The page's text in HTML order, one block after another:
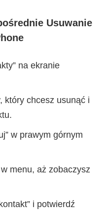
Usuwanie
na ekranie
który chcesz usunąć i
w prawym górnym
menu, aż zobaczysz
i potwierdź